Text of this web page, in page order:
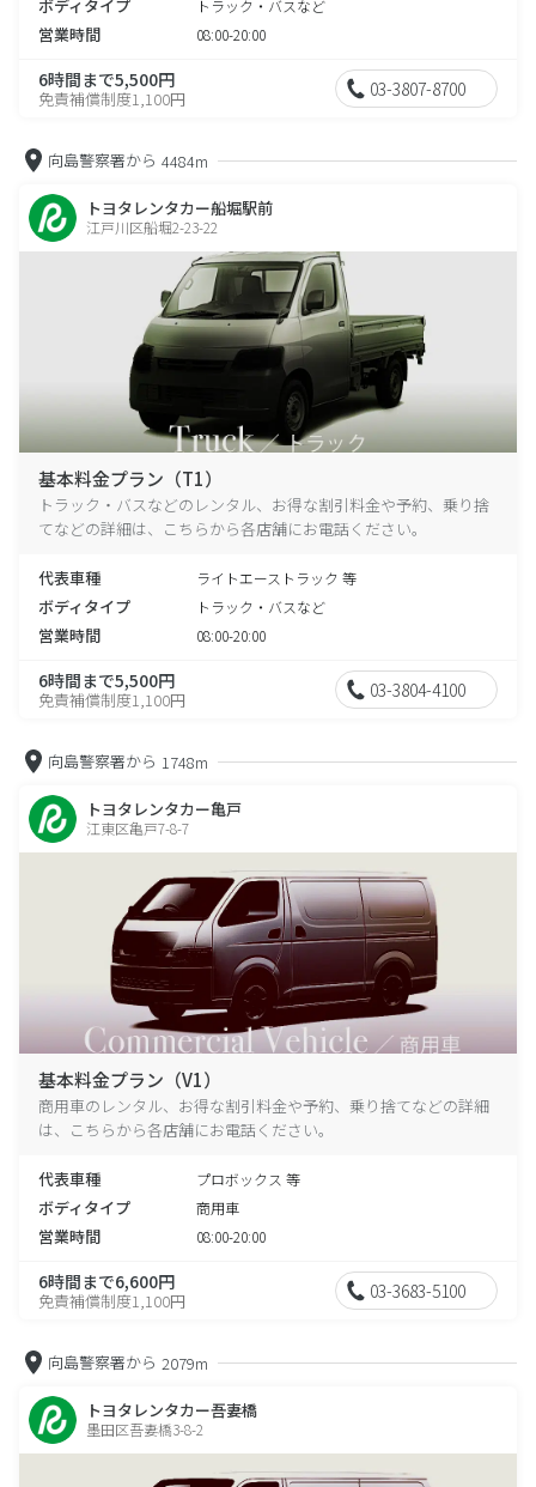
ボディタイプ トラック・バスなど
営業時間 08:00-20:00
6時間まで5,500円
免責補償制度1,100円 03-3807-8700
向島警察署から 4484m
トヨタレンタカー船堀駅前
江戸川区船堀2-23-22
基本料金プラン（T1）
トラック・バスなどのレンタル、お得な割引料金や予約、乗り捨
てなどの詳細は、こちらから各店舗にお電話ください。
代表車種 ライトエーストラック 等
ボディタイプ トラック・バスなど
営業時間 08:00-20:00
6時間まで5,500円
免責補償制度1,100円 03-3804-4100
向島警察署から 1748m
トヨタレンタカー亀戸
江東区亀戸7-8-7
基本料金プラン（V1）
商用車のレンタル、お得な割引料金や予約、乗り捨てなどの詳細
は、こちらから各店舗にお電話ください。
代表車種 プロボックス 等
ボディタイプ 商用車
営業時間 08:00-20:00
6時間まで6,600円
免責補償制度1,100円 03-3683-5100
向島警察署から 2079m
トヨタレンタカー吾妻橋
墨田区吾妻橋3-8-2